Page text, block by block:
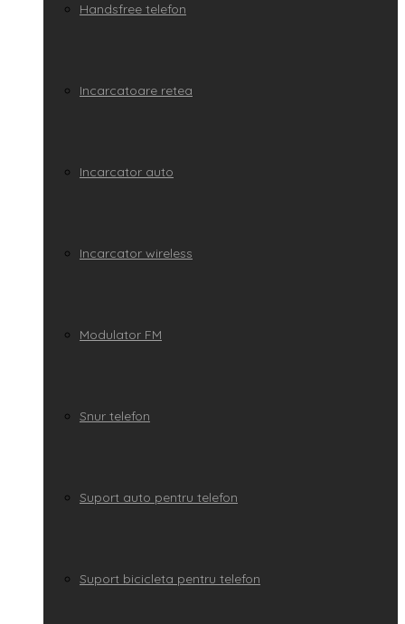
Handsfree telefon
Incarcatoare retea
Incarcator auto
Incarcator wireless
Modulator FM
Snur telefon
Suport auto pentru telefon
Suport bicicleta pentru telefon